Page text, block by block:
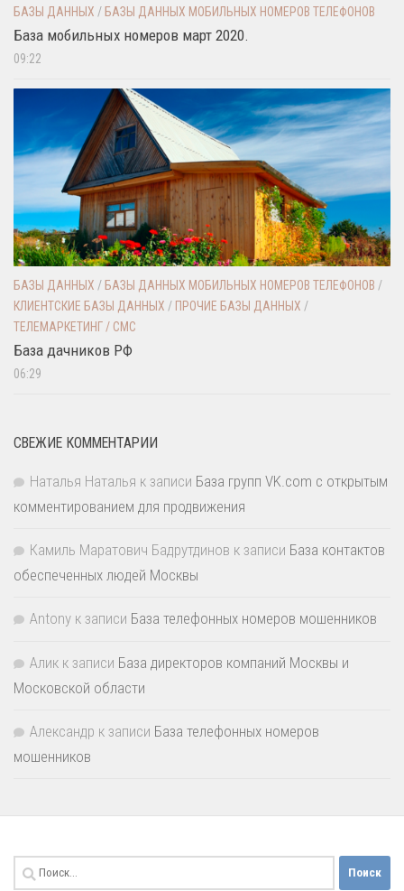
БАЗЫ ДАННЫХ / БАЗЫ ДАННЫХ МОБИЛЬНЫХ НОМЕРОВ ТЕЛЕФОНОВ
База мобильных номеров март 2020.
09:22
БАЗЫ ДАННЫХ / БАЗЫ ДАННЫХ МОБИЛЬНЫХ НОМЕРОВ ТЕЛЕФОНОВ /
КЛИЕНТСКИЕ БАЗЫ ДАННЫХ / ПРОЧИЕ БАЗЫ ДАННЫХ /
ТЕЛЕМАРКЕТИНГ / СМС
База дачников РФ
06:29
СВЕЖИЕ КОММЕНТАРИИ
Наталья Наталья к записи База групп VK.com с открытым
комментированием для продвижения
Камиль Маратович Бадрутдинов к записи База контактов
обеспеченных людей Москвы
Antony к записи База телефонных номеров мошенников
Алик к записи База директоров компаний Москвы и
Московской области
Александр к записи База телефонных номеров
мошенников
Найти: